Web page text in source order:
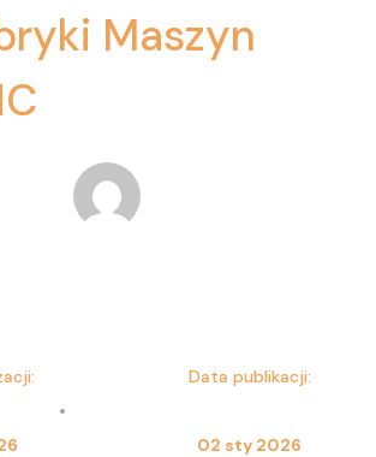
Maszyn
•
Data publikacji:
02 sty 2026